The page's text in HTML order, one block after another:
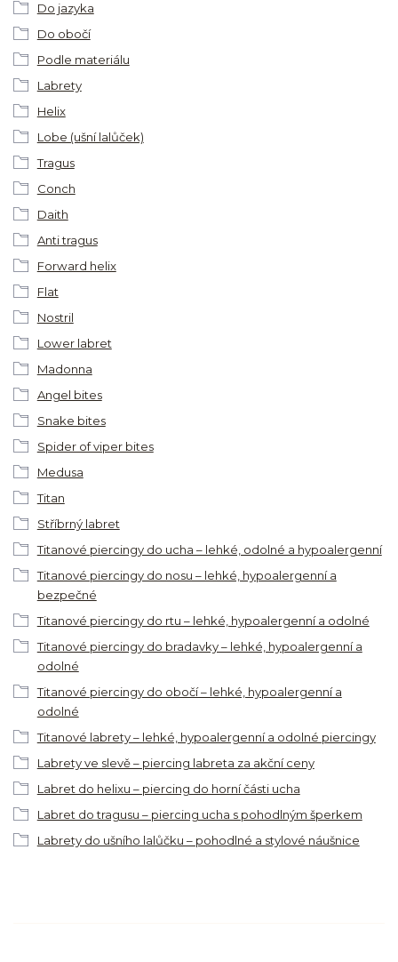
Do jazyka
Do obočí
Podle materiálu
Labrety
Helix
Lobe (ušní lalůček)
Tragus
Conch
Daith
Anti tragus
Forward helix
Flat
Nostril
Lower labret
Madonna
Angel bites
Snake bites
Spider of viper bites
Medusa
Titan
Stříbrný labret
Titanové piercingy do ucha – lehké, odolné a hypoalergenní
Titanové piercingy do nosu – lehké, hypoalergenní a
bezpečné
Titanové piercingy do rtu – lehké, hypoalergenní a odolné
Titanové piercingy do bradavky – lehké, hypoalergenní a
odolné
Titanové piercingy do obočí – lehké, hypoalergenní a
odolné
Titanové labrety – lehké, hypoalergenní a odolné piercingy
Labrety ve slevě – piercing labreta za akční ceny
Labret do helixu – piercing do horní části ucha
Labret do tragusu – piercing ucha s pohodlným šperkem
Labrety do ušního lalůčku – pohodlné a stylové náušnice